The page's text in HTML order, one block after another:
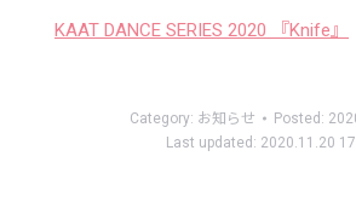
KAAT DANCE SERIES 2020 『Knife』
Category: お知らせ Posted:
Last updated: 2020.11.20